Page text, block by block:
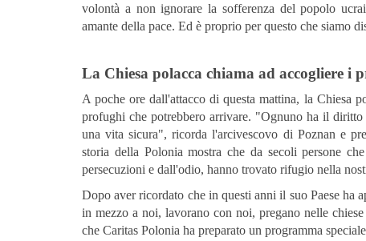
volontà a non ignorare la sofferenza del popolo
amante della pace. Ed è proprio per questo che siamo
La Chiesa polacca chiama ad accogliere i
A poche ore dall'attacco di questa mattina, la Chiesa
profughi che potrebbero arrivare. "Ognuno ha il
una vita sicura", ricorda l'arcivescovo di Poznan e
storia della Polonia mostra che da secoli persone
persecuzioni e dall'odio, hanno trovato rifugio nella
Dopo aver ricordato che in questi anni il suo Paese ha
in mezzo a noi, lavorano con noi, pregano nelle
che Caritas Polonia ha preparato un programma